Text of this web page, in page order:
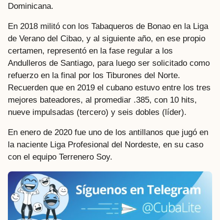
Dominicana.
En 2018 militó con los Tabaqueros de Bonao en la Liga
de Verano del Cibao, y al siguiente año, en ese propio
certamen, representó en la fase regular a los
Andulleros de Santiago, para luego ser solicitado como
refuerzo en la final por los Tiburones del Norte.
Recuerden que en 2019 el cubano estuvo entre los tres
mejores bateadores, al promediar .385, con 10 hits,
nueve impulsadas (tercero) y seis dobles (líder).
En enero de 2020 fue uno de los antillanos que jugó en
la naciente Liga Profesional del Nordeste, en su caso
con el equipo Terrenero Soy.